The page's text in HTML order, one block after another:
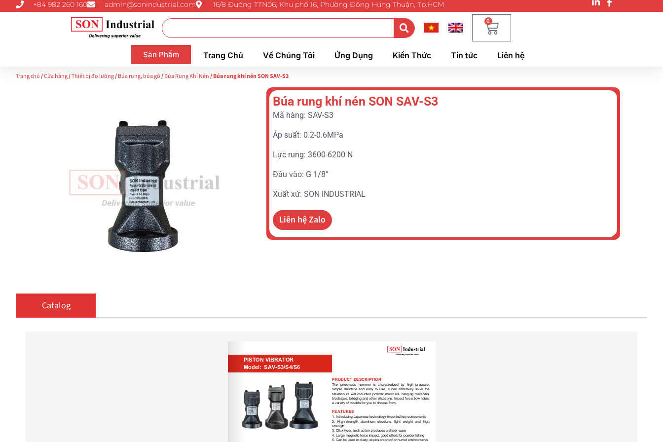
+84 982 260 160 admin@sonindustrial.com 16/8 Đường TTN06, Khu phố 16, Phường Đông Hưng Thuận, Tp.HCM
0
Sản Phẩm Trang Chủ Về Chúng Tôi Ứng Dụng Kiến Thức Tin tức Liên hệ
Trang chủ/Cửa hàng/Thiết bị đo lường/Búa rung, búa gõ/Búa Rung Khí Nén/ Búa rung khí nén SON SAV-S3
Búa rung khí nén SON SAV-S3
Mã hàng: SAV-S3
Áp suất: 0.2-0.6MPa
Lực rung: 3600-6200 N
Đầu vào: G 1/8”
Xuất xứ: SON INDUSTRIAL
Liên hệ Zalo
Catalog